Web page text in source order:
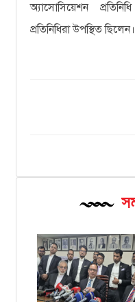
অ্যাসোসিয়েশন
প্রতিনিধিরা উপস্থিত ছিলেন।